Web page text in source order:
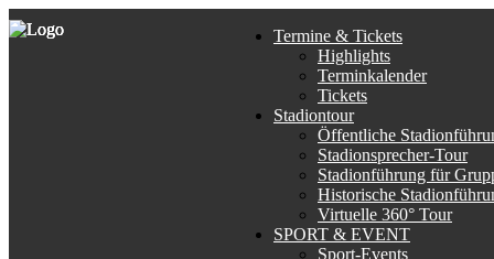
Termine & Tickets
Highlights
Terminkalender
Tickets
Stadiontour
Öffentliche
Stadionsprecher-Tour
Stadionführung für
Historische
Virtuelle 360° Tour
SPORT & EVENT
Sport-Events